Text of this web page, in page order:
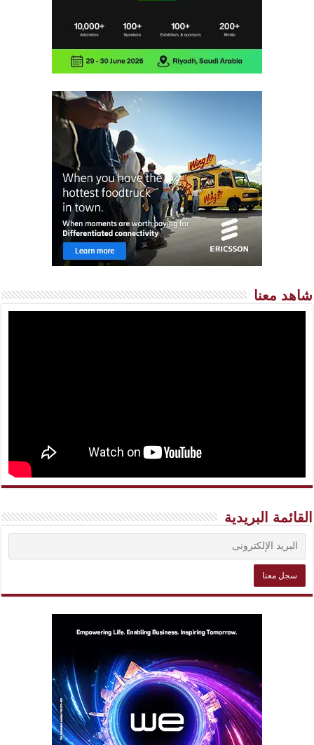
شاهد معنا
القائمة البريدية